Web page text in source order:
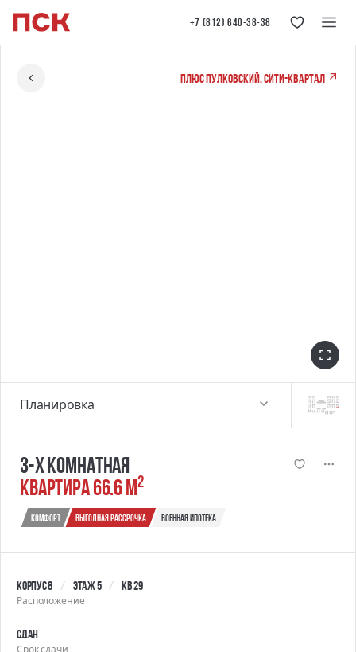
+7 (812) 640-38-38
3-х комнатная
квартира 66.6 м2
Комфорт выгодная рассрочка военная ипотека
Корпус 8 Этаж 5 Кв 29
Расположение
Сдан
Срок сдачи
ПЛЮС Пулковский, сити-квартал
Планировка